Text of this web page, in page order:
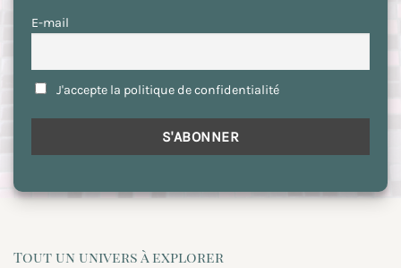
E-mail
J'accepte la politique de confidentialité
Tout un univers à explorer